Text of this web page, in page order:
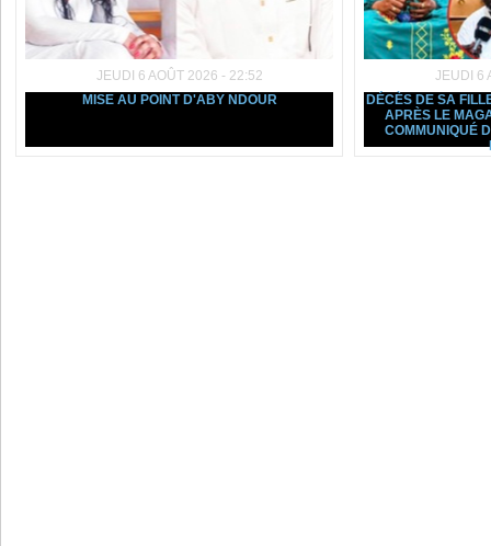
JEUDI 6 AOÛT 2026 - 22:52
MISE AU POINT D'ABY NDOUR
JEUDI 6
DÉCÈS DE SA
APRÈS LE
COMMUNIQUÉ